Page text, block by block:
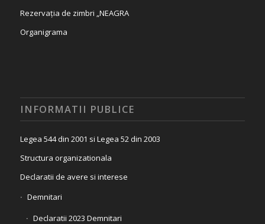
Rezervația de zimbri „NEAGRA
Organigrama
INFORMATII PUBLICE
Legea 544 din 2001 si Legea 52 din 2003
Structura organizationala
Declaratii de avere si interese
Demnitari
Declaratii 2023 Demnitari